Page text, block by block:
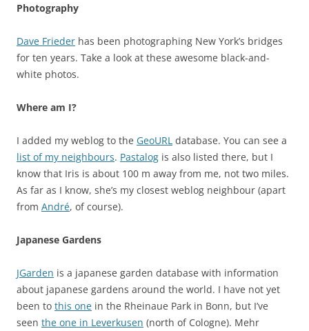
Photography
Dave Frieder has been photographing New York’s bridges
for ten years. Take a look at these awesome black-and-
white photos.
Where am I?
I added my weblog to the GeoURL database. You can see a
list of my neighbours. Pastalog is also listed there, but I
know that Iris is about 100 m away from me, not two miles.
As far as I know, she’s my closest weblog neighbour (apart
from André, of course).
Japanese Gardens
JGarden is a japanese garden database with information
about japanese gardens around the world. I have not yet
been to this one in the Rheinaue Park in Bonn, but I’ve
seen the one in Leverkusen (north of Cologne). Mehr